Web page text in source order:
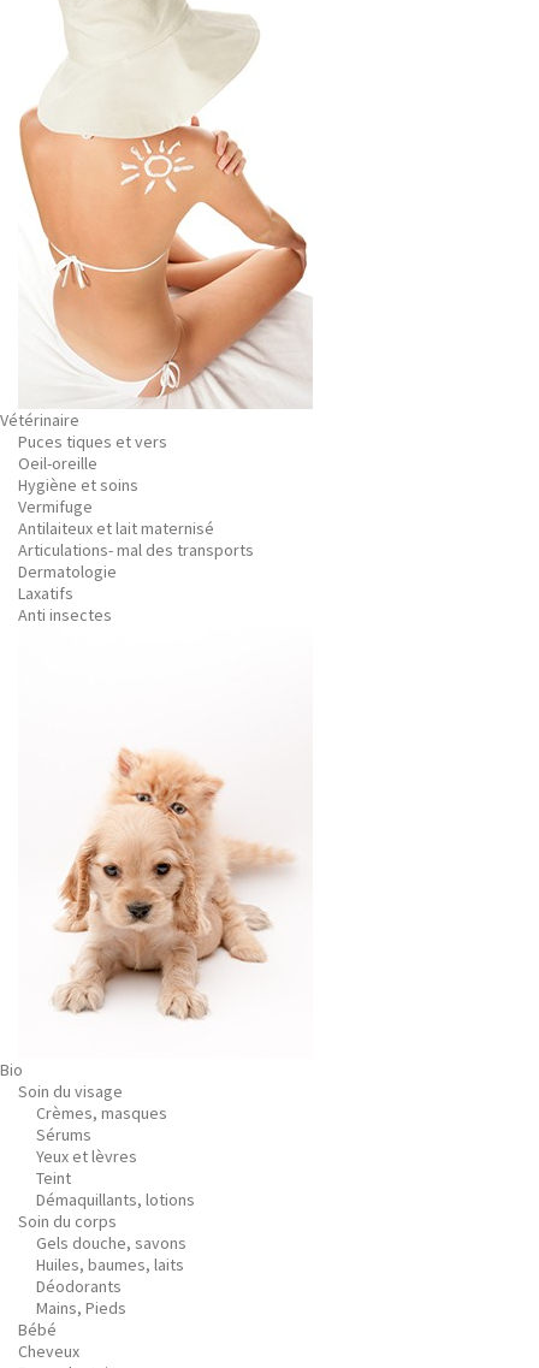
Vétérinaire
Puces tiques et vers
Oeil-oreille
Hygiène et soins
Vermifuge
Antilaiteux et lait maternisé
Articulations- mal des transports
Dermatologie
Laxatifs
Anti insectes
Bio
Soin du visage
Crèmes, masques
Sérums
Yeux et lèvres
Teint
Démaquillants, lotions
Soin du corps
Gels douche, savons
Huiles, baumes, laits
Déodorants
Mains, Pieds
Bébé
Cheveux